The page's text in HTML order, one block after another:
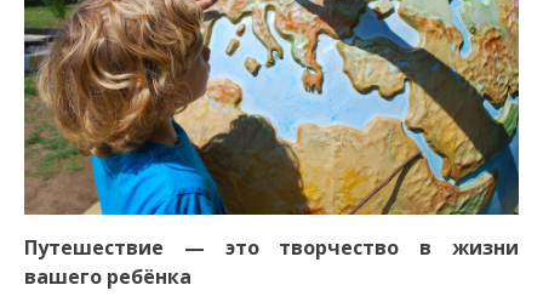
Путешествие — это творчество в жизни
вашего ребёнка